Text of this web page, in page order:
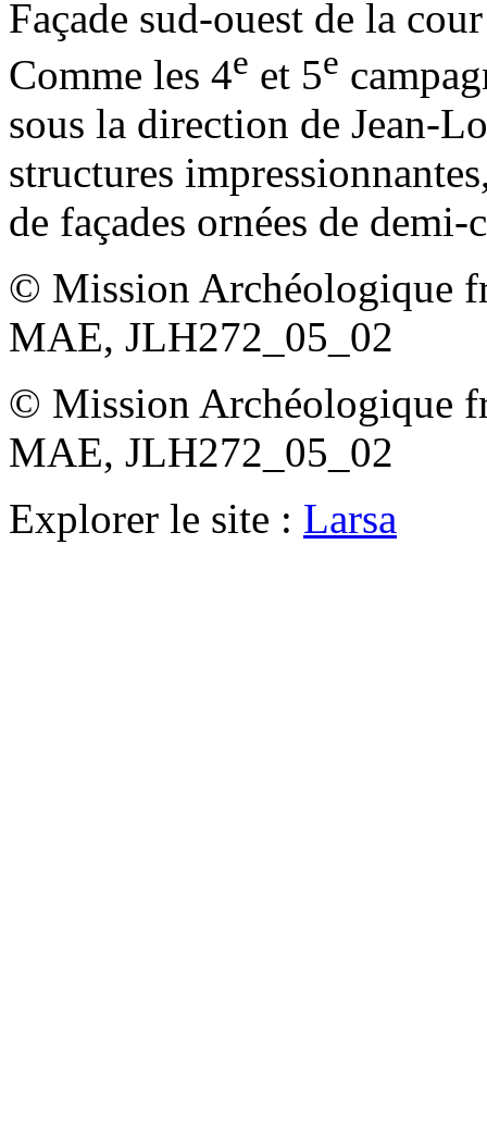
Façade sud-ouest de la
Comme les 4e et 5e
sous la direction de Jean-
structures
de façades ornées de demi-
© Mission Archéologique
MAE, JLH272_05_02
© Mission Archéologique
MAE, JLH272_05_02
Explorer le site : Larsa